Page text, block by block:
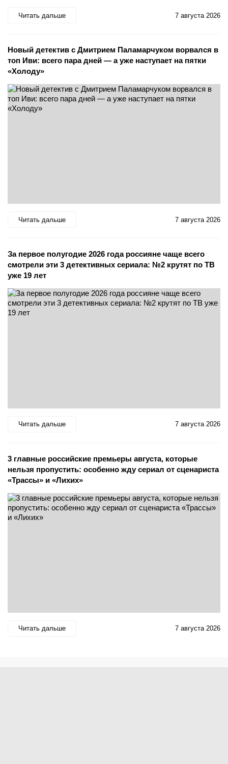
Читать дальше 7 августа 2026
Новый детектив с Дмитрием Паламарчуком ворвался в
топ Иви: всего пара дней — а уже наступает на пятки
«Холоду»
Читать дальше 7 августа 2026
За первое полугодие 2026 года россияне чаще всего
смотрели эти 3 детективных сериала: №2 крутят по ТВ
уже 19 лет
Читать дальше 7 августа 2026
3 главные российские премьеры августа, которые
нельзя пропустить: особенно жду сериал от сценариста
«Трассы» и «Лихих»
Читать дальше 7 августа 2026